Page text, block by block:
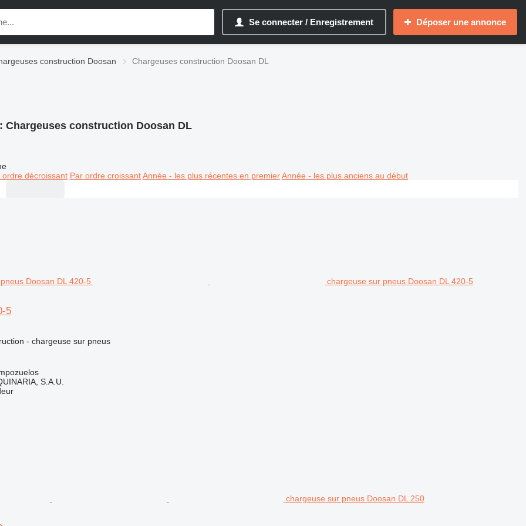
Se connecter / Enregistrement Déposer une annonce
construction Doosan Chargeuses construction Doosan DL
Chargeuses construction Doosan DL
ordre décroissant Par ordre croissant Année - les plus récentes en premier Année - les plus anciens au début
chargeuse sur pneus Doosan DL 420-5
5
- chargeuse sur pneus
S.A.U.
chargeuse sur pneus Doosan DL 250